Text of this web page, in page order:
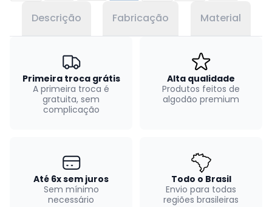
Descrição Fabricação Material
Primeira troca grátis
A primeira troca é
gratuita, sem
complicação
Alta qualidade
Produtos feitos de
algodão premium
Até 6x sem juros
Sem mínimo
necessário
Todo o Brasil
Envio para todas
regiões brasileiras